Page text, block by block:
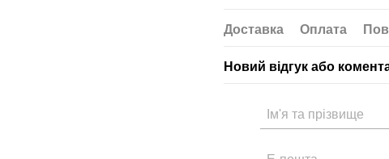
Доставка Оплата
Новий відгук або